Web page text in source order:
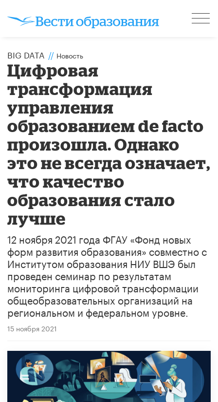
BIG DATA // Новость
Цифровая
трансформация
управления
образованием de facto
произошла. Однако
это не всегда означает,
что качество
образования стало
лучше
12 ноября 2021 года ФГАУ «Фонд новых
форм развития образования» совместно с
Институтом образования НИУ ВШЭ был
проведен семинар по результатам
мониторинга цифровой трансформации
общеобразовательных организаций на
региональном и федеральном уровне.
15 ноября 2021